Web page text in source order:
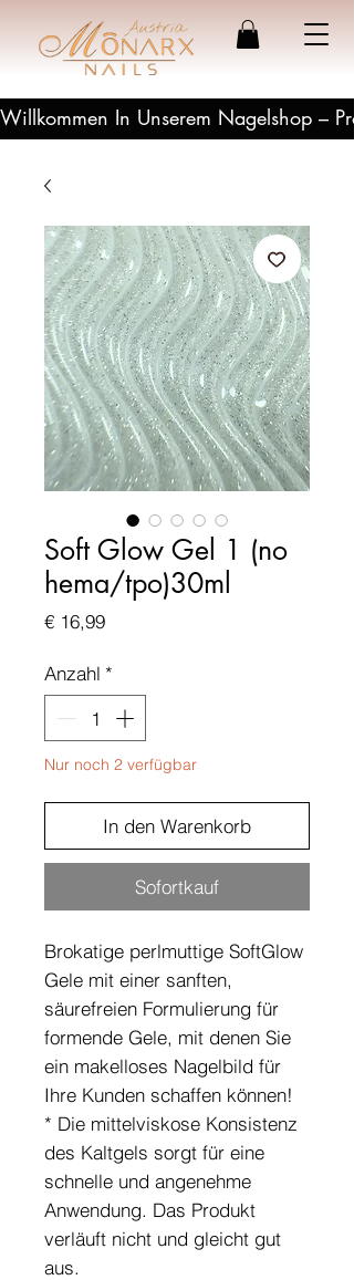
Willkommen In Unserem Nagelshop –
Soft Glow Gel 1 (no
hema/tpo)30ml
€ 16,99Preis
Anzahl *
Nur noch 2 verfügbar
In den Warenkorb
Sofortkauf
Brokatige perlmuttige SoftGlow
Gele mit einer sanften,
säurefreien Formulierung für
formende Gele, mit denen Sie
ein makelloses Nagelbild für
Ihre Kunden schaffen können!
* Die mittelviskose Konsistenz
des Kaltgels sorgt für eine
schnelle und angenehme
Anwendung. Das Produkt
verläuft nicht und gleicht gut
aus.